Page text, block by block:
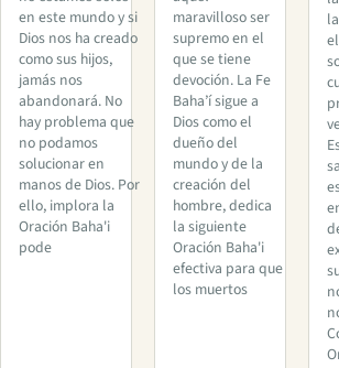
en este mundo y si
Dios nos ha creado
como sus hijos,
jamás nos
abandonará. No
hay problema que
no podamos
solucionar en
manos de Dios. Por
ello, implora la
Oración Baha'i
pode
maravilloso ser
supremo en el
que se tiene
devoción. La Fe
Baha’í sigue a
Dios como el
dueño del
mundo y de la
creación del
hombre, dedica
la siguiente
Oración Baha'i
efectiva para que
los muertos